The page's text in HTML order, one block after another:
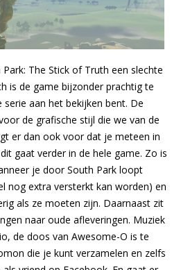
The Stick of Truth een slechte
is de game bijzonder prachtig te
aan het bekijken bent. De
de grafische stijl die we van de
er dan ook voor dat je meteen in
gaat verder in de hele game. Zo is
je door South Park loopt
nog extra versterkt kan worden) en
als ze moeten zijn. Daarnaast zit
naar oude afleveringen. Muziek
de doos van Awesome-O is te
die je kunt verzamelen en zelfs